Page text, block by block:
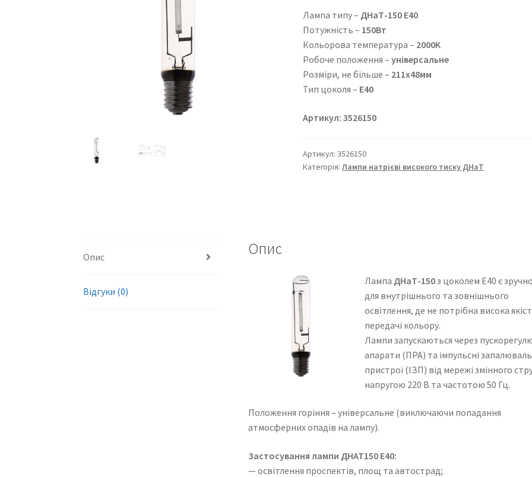
Лампа типу – ДНаТ-150 Е40
Потужність – 150Вт
Кольорова температура – 2000K
Робоче положення –універсальне
Розміри, не більше – 211х48мм
Тип цоколя – Е40
Артикул: 3526150
Артикул:3526150
Категорія:Лампи натрієві високого тиску ДНаТ
Опис
Відгуки (0)
Опис
Лампа ДНаТ-150з цоколем Е40 є
для внутрішнього та зовнішнього
освітлення, де не потрібна висока
передачі кольору.
Лампи запускаються через
апарати (ПРА) та імпульсні
пристрої (ІЗП) від мережі змінного
напругою 220 В та частотою 50 Гц.
Положення горіння – універсальне (виключаючи попадання
атмосферних опадів на лампу).
Застосування лампи ДНАТ150 Е40:
— освітлення проспектів, площ та автострад;